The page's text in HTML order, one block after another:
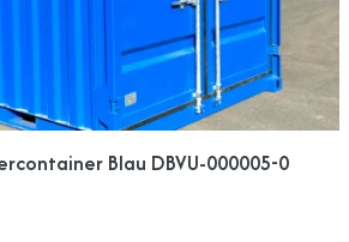
Blau DBVU-000005-0